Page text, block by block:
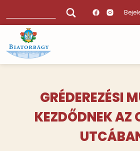
tartalomra
GRÉDEREZÉSI
KEZDŐDNEK AZ